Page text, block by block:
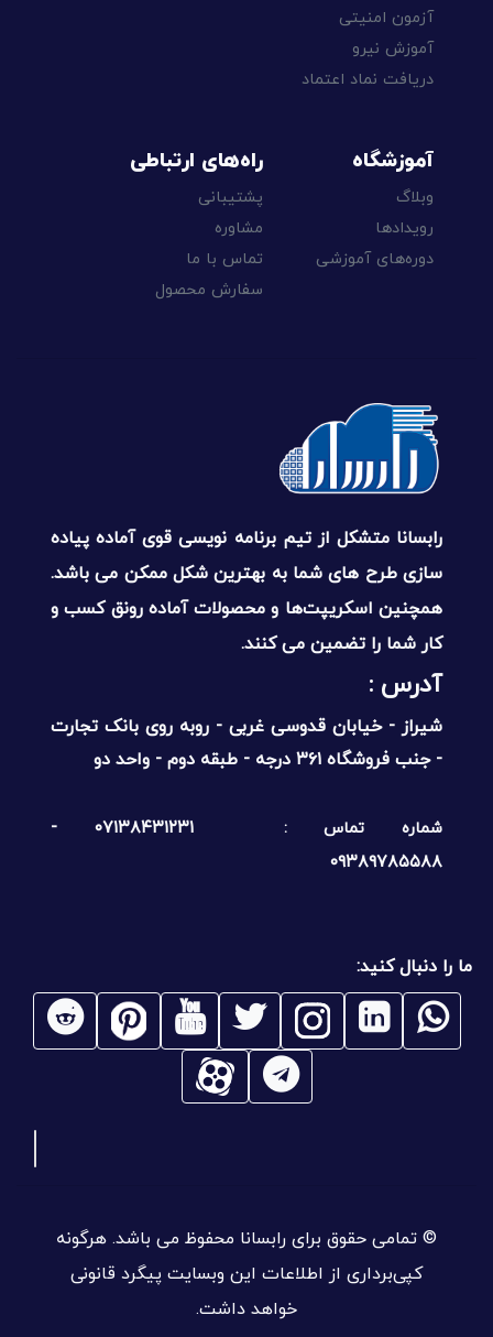
آزمون امنیتی
آموزش نیرو
دریافت نماد اعتماد
آموزشگاه
وبلاگ
رویدادها
دوره‌های آموزشی
راه‌های ارتباطی
پشتیبانی
مشاوره
تماس با ما
سفارش محصول
رابسانا متشکل از تیم برنامه نویسی قوی آماده پیاده
سازی طرح های شما به بهترین شکل ممکن می باشد.
همچنین اسکریپت‌ها و محصولات آماده رونق کسب و
کار شما را تضمین می کنند.
آدرس :‌
شیراز - خیابان قدوسی غربی - روبه روی بانک تجارت
- جنب فروشگاه ۳۶۱ درجه - طبقه دوم - واحد دو
شماره تماس :
۰۷۱۳۸۴۳۱۲۳۱ -
۰۹۳۸۹۷۸۵۵۸۸
ما را دنبال کنید:
© تمامی حقوق برای رابسانا محفوظ می باشد. هرگونه
کپی‌برداری از اطلاعات این وبسایت پیگرد قانونی
خواهد داشت.